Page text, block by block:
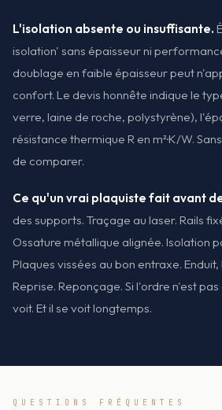
L'isolation absente ou insuffisante.
isolation' sans épaisseur ni
doublage en faible épaisseur peut
confort. Le devis honnête indique le
verre, laine de roche, polystyrène),
résistance thermique R en m²·K/W.
de comparer.
Ce qu'un vrai plaquiste fait avant
des supports. Traçage au laser. Rails
Ossature métallique alignée. Isolation
Plaques vissées au bon entraxe.
Reprise. Reponçage. Si l'ordre n'est
voit. Et il se voit longtemps.
QUESTIONS FRÉQUENTES